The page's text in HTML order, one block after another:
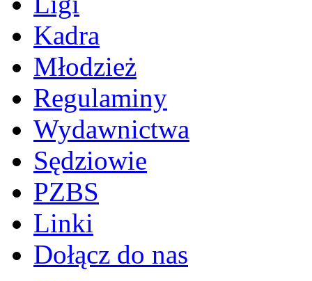
Kadra
Młodzież
Regulaminy
Wydawnictwa
Sędziowie
PZBS
Linki
Dołącz do nas